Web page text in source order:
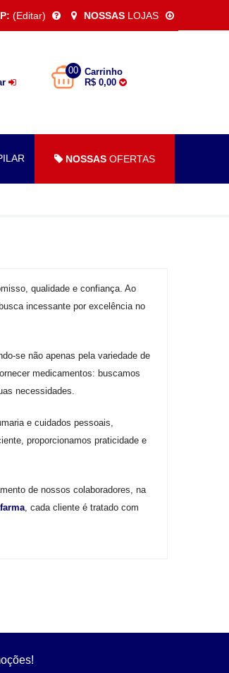
(Editar) NOSSAS LOJAS
00
Carrinho
R$ 0,00
NOSSAS OFERTAS
qualidade e confiança. Ao
incessante por excelência no
se não apenas pela variedade de
medicamentos: buscamos
necessidades.
e cuidados pessoais,
proporcionamos praticidade e
de nossos colaboradores, na
, cada cliente é tratado com